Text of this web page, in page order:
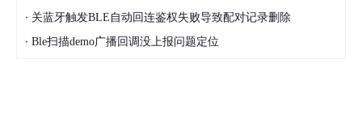
· 关蓝牙触发BLE自动回连鉴权失败导致配对记录删除
· Ble扫描demo广播回调没上报问题定位